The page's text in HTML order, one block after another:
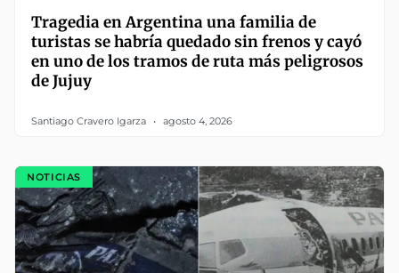
Tragedia en Argentina una familia de
turistas se habría quedado sin frenos y cayó
en uno de los tramos de ruta más peligrosos
de Jujuy
Santiago Cravero Igarza agosto 4, 2026
NOTICIAS